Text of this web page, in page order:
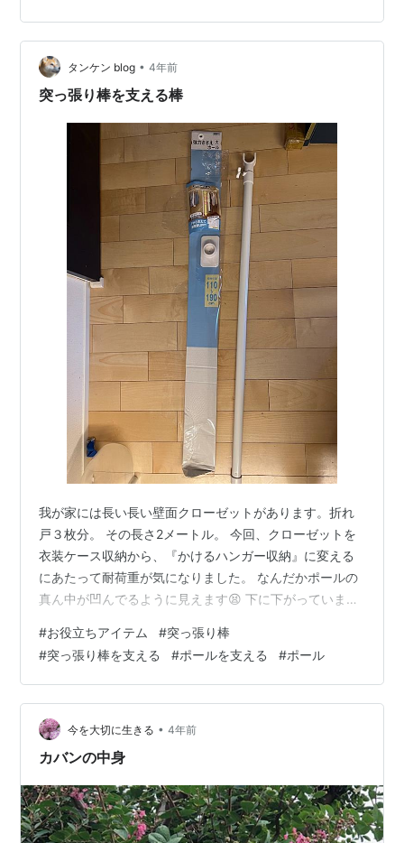
受験の勉強に役立つ！便利グッズ5選（子供編） まずは
桜子自身が使って役に立った便利グッズです。 今までも
ちょこちょこ役に立ったアイテムを紹介してきました
が、どれもリアルタイムで役に立ったもので、振り返っ
タンケン blog • 4年前
突っ張り棒を支える棒
我が家には長い長い壁面クローゼットがあります。折れ
戸３枚分。 その長さ2メートル。 今回、クローゼットを
衣装ケース収納から、『かけるハンガー収納』に変える
にあたって耐荷重が気になりました。 なんだかポールの
真ん中が凹んでるように見えます😫 下に下がっていま
ありませんでしたが、この度ハンガー収納に変えてハン
ガーをたくさんかけてみたところ、、、 やっぱりなんだ
か耐荷重が気になります。 そこで探したのが『クローゼ
ット用突っ張り棒支え』🥺 ※ポールの太さによって、対
応する突っ張り棒の種類が違ったので、購入時には注意
です‼️ リンク お得意のAmaz…
#お役立ちアイテム #突っ張り棒
#突っ張り棒を支える #ポールを支える #ポール
今を大切に生きる • 4年前
カバンの中身